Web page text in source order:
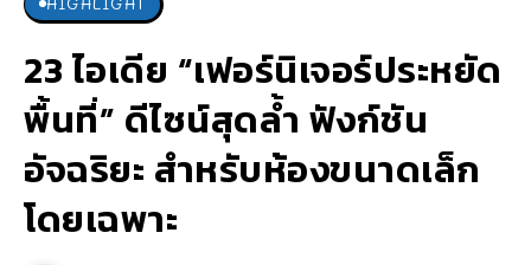
23 ไอเดีย “เฟอร์นิเจอร์ประหยัด
พื้นที่” ดีไซน์สุดล้ำ ฟังก์ชัน
อัจฉริยะ สำหรับห้องขนาดเล็ก
โดยเฉพาะ